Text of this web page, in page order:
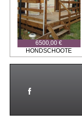
6500,00 €
HONDSCHOOTE